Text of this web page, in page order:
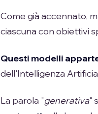
Come già accennato,
ciascuna con obiettivi
Questi modelli
dell'Intelligenza
La parola "generativa"